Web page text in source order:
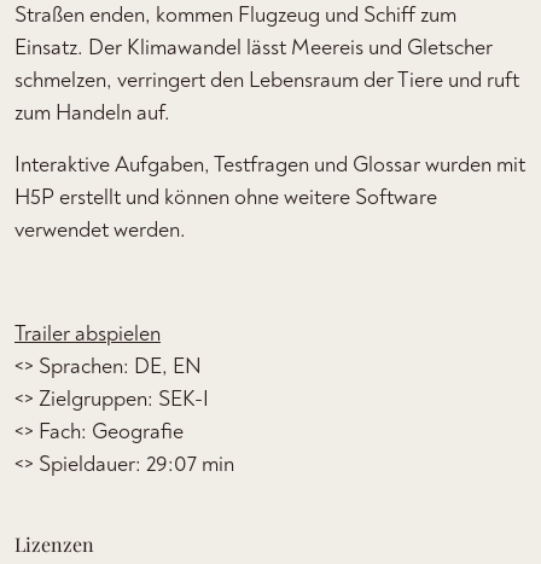
Straßen enden, kommen Flugzeug und Schiff zum
Einsatz. Der Klimawandel lässt Meereis und Gletscher
schmelzen, verringert den Lebensraum der Tiere und ruft
zum Handeln auf.
Interaktive Aufgaben, Testfragen und Glossar wurden mit
H5P erstellt und können ohne weitere Software
verwendet werden.
Trailer abspielen
<> Sprachen: DE, EN
<> Zielgruppen: SEK-I
<> Fach: Geografie
<> Spieldauer: 29:07 min
Lizenzen